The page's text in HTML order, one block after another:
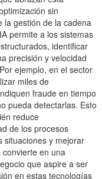
sin
la gestión de la cadena
permite a los sistemas
identificar
precisión y velocidad
ejemplo, en el sector
miles de
fraude en tiempo
pueda detectarlas. Esto
reduce
de los procesos
situaciones y mejorar
en una
que aspire a ser
en estas tecnologías